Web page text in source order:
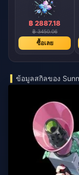
฿ 2887.18
฿ 3450.06
ซื้อเลย
ข้อมูลสกิลของ